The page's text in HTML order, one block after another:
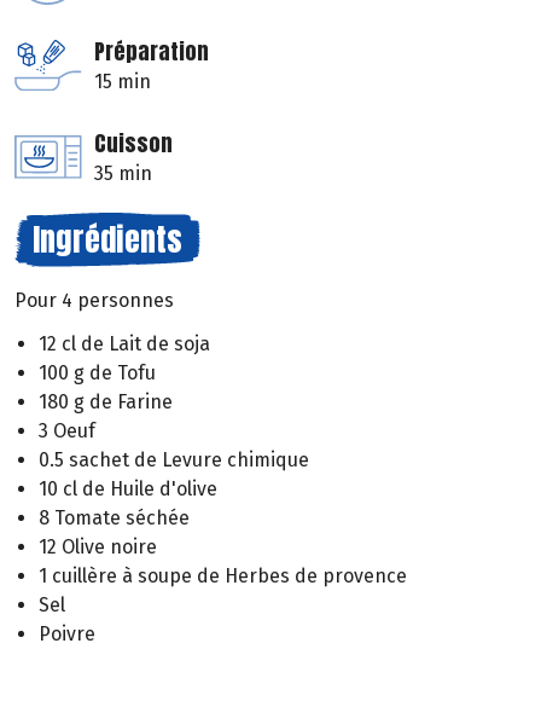
Préparation
15 min
Cuisson
35 min
Ingrédients
Pour 4 personnes
12 cl de Lait de soja
100 g de Tofu
180 g de Farine
3 Oeuf
0.5 sachet de Levure chimique
10 cl de Huile d'olive
8 Tomate séchée
12 Olive noire
1 cuillère à soupe de Herbes de provence
Sel
Poivre